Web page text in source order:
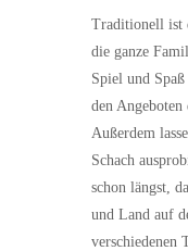
Traditionell ist
die ganze
Spiel und
den Angeboten
Außerdem
Schach
schon längst,
und Land auf
verschiedenen